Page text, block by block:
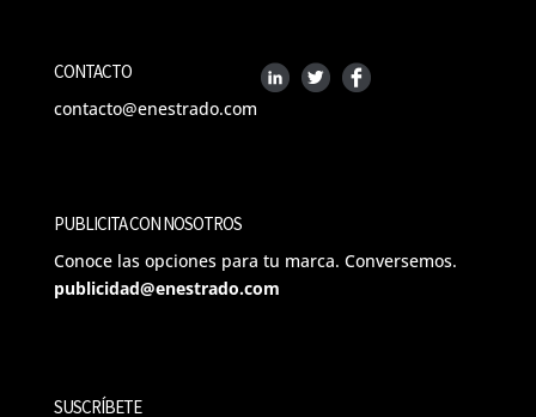
CONTACTO
contacto@enestrado.com
PUBLICITA CON NOSOTROS
Conoce las opciones para tu marca. Conversemos.
publicidad@enestrado.com
SUSCRÍBETE